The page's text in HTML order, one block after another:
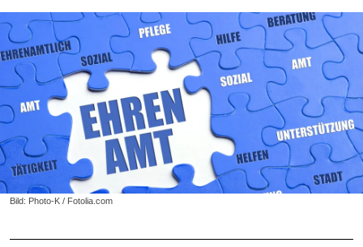
Bild: Photo-K / Fotolia.com